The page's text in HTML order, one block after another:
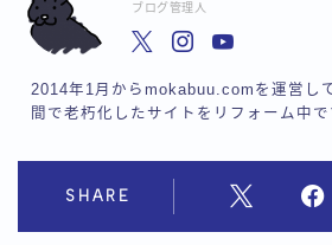
ブログ管理人
2014年1月からmokabuu.comを運営し
間で老朽化したサイトをリフォーム中で
SHARE